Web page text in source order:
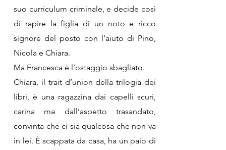
suo curriculum criminale, e decide così
di rapire la figlia di un noto e ricco
signore del posto con l’aiuto di Pino,
Nicola e Chiara.
Ma Francesca è l’ostaggio sbagliato.
Chiara, il trait d’union della trilogia dei
libri, è una ragazzina dai capelli scuri,
carina ma dall’aspetto trasandato,
convinta che ci sia qualcosa che non va
in lei. È scappata da casa, ha un paio di